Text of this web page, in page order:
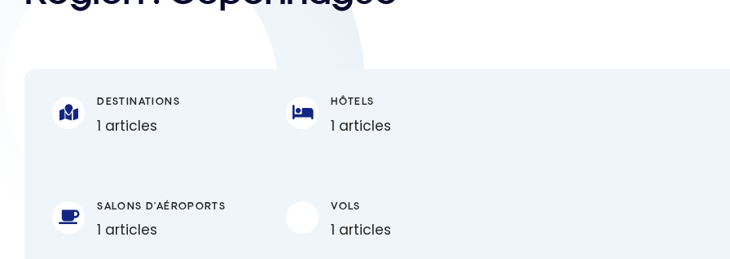
DESTINATIONS
1 articles
HÔTELS
1 articles
SALONS D'AÉROPORTS
1 articles
VOLS
1 articles